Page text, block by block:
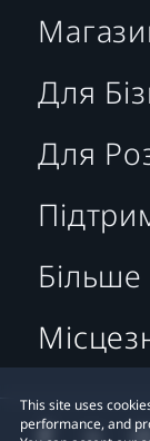
This site uses
performance, and
Для
Для
Більше